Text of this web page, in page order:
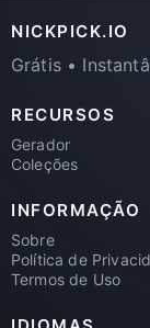
NICKPICK.IO
Grátis •
RECURSOS
Gerador
Coleções
INFORMAÇÃO
Sobre
Política de
Termos de Uso